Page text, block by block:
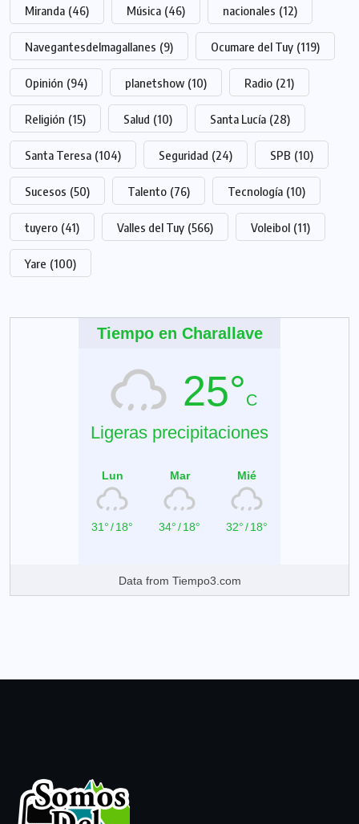
Miranda (46) Música (46) nacionales (12)
Navegantesdelmagallanes (9) Ocumare del Tuy (119)
Opinión (94) planetshow (10) Radio (21)
Religión (15) Salud (10) Santa Lucía (28)
Santa Teresa (104) Seguridad (24) SPB (10)
Sucesos (50) Talento (76) Tecnología (10)
tuyero (41) Valles del Tuy (566) Voleibol (11)
Yare (100)
Tiempo en Charallave
25°C
Ligeras precipitaciones
Lun
31°/18°
Mar
34°/18°
Mié
32°/18°
Data from Tiempo3.com